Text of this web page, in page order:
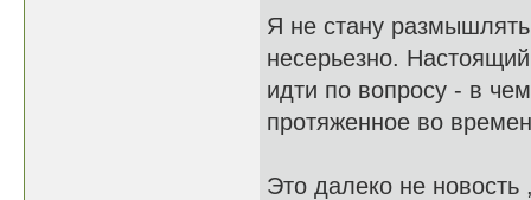
Я не стану
несерьезно.
идти по вопросу - в
протяженное во
Это далеко не